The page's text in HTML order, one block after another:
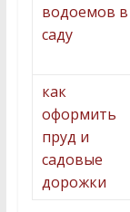
водоемов в
саду
как
оформить
пруд и
садовые
дорожки